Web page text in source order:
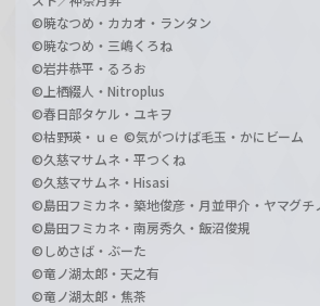
©暁なつめ・カカオ・ランタン
©暁なつめ・三嶋くろね
©岩井恭平・るろお
©上栖綴人・Nitroplus
©春日部タケル・ユキヲ
©枯野瑛・ｕｅ ©気がつけば毛玉・かにビーム
©久慈マサムネ・平つくね
©久慈マサムネ・Hisasi
©島田フミカネ・築地俊彦・月並甲介・ヤマグチ
©島田フミカネ・南房秀久・飯沼俊規
©しめさば・ぶーた
©竜ノ湖太郎・天之有
©竜ノ湖太郎・焦茶